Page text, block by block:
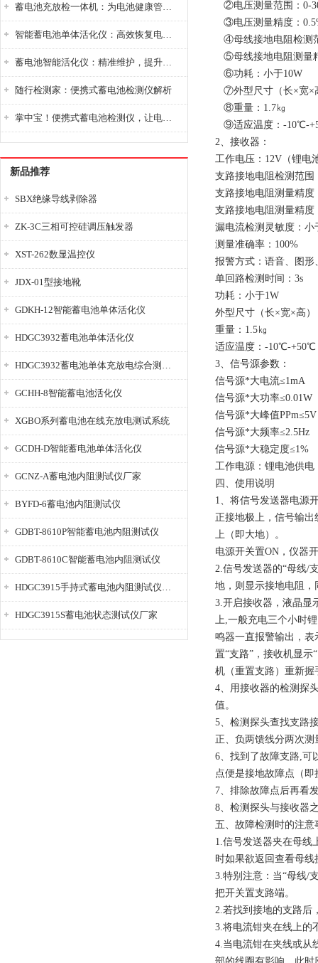
蓄电池充放检一体机：为电池健康管理提供一站式解决方案
智能蓄电池单体活化仪：高效恢复电池性能，延长蓄电池使用寿命
蓄电池智能活化仪：精准维护，提升电池健康状态
随行检测家：便携式蓄电池检测仪解析
掌中宝！便携式蓄电池检测仪，让电池检测变得简单又快捷！
新品推荐
SBX绝缘导线剥除器
ZK-3C三相可控硅调压触发器
XST-262数显温控仪
JDX-01型接地靴
GDKH-12智能蓄电池单体活化仪
HDGC3932蓄电池单体活化仪
HDGC3932蓄电池单体充放电综合测试仪
GCHH-8智能蓄电池活化仪
XGBO系列蓄电池在线充放电测试系统
GCDH-D智能蓄电池单体活化仪
GCNZ-A蓄电池内阻测试仪厂家
BYFD-6蓄电池内阻测试仪
GDBT-8610P智能蓄电池内阻测试仪
GDBT-8610C智能蓄电池内阻测试仪
HDGC3915手持式蓄电池内阻测试仪厂家
HDGC3915S蓄电池状态测试仪厂家
②电压测量范围：0-
③电压测量精度：
④母线接地电阻检测
⑤母线接地电阻测量
⑥功耗：小于10W
⑦外型尺寸（长×宽×
⑧重量：1.7㎏
⑨适应温度：-10℃-
2、接收器：
工作电压：12V（锂电
支路接地电阻检测范围
支路接地电阻测量精度
支路接地电阻测量精
漏电流检测灵敏度：小
测量准确率：100%
报警方式：语音、图形
单回路检测时间：3s
功耗：小于1W
外型尺寸（长×宽×高）
重量：1.5㎏
适应温度：-10℃-+50℃
3、信号源参数：
信号源*大电流≤1mA
信号源*大功率≤0.01W
信号源*大峰值PPm≤5V
信号源*大频率≤2.5Hz
信号源*大稳定度≤1%
工作电源：锂电池供电
四、使用说明
1、将信号发送器电源
正接地极上，信号输
上（即大地）。
电源开关置ON，仪器
2.信号发送器的“母线/
地，则显示接地电阻
3.开启接收器，液晶显
上,一般充电三个小时
鸣器一直报警输出，表
置“支路”，接收机显
机（重置支路）重新握
4、用接收器的检测探
值。
5、检测探头查找支路
正、负两馈线分两次
6、找到了故障支路,可
点便是接地故障点（
7、排除故障点后再看
8、检测探头与接收器
五、故障检测时的注意
1.信号发送器夹在母线
时如果欲返回查看母线
3.特别注意：当“母线/
把开关置支路端。
2.若找到接地的支路后
3.将电流钳夹在线上的
4.当电流钳在夹线或从